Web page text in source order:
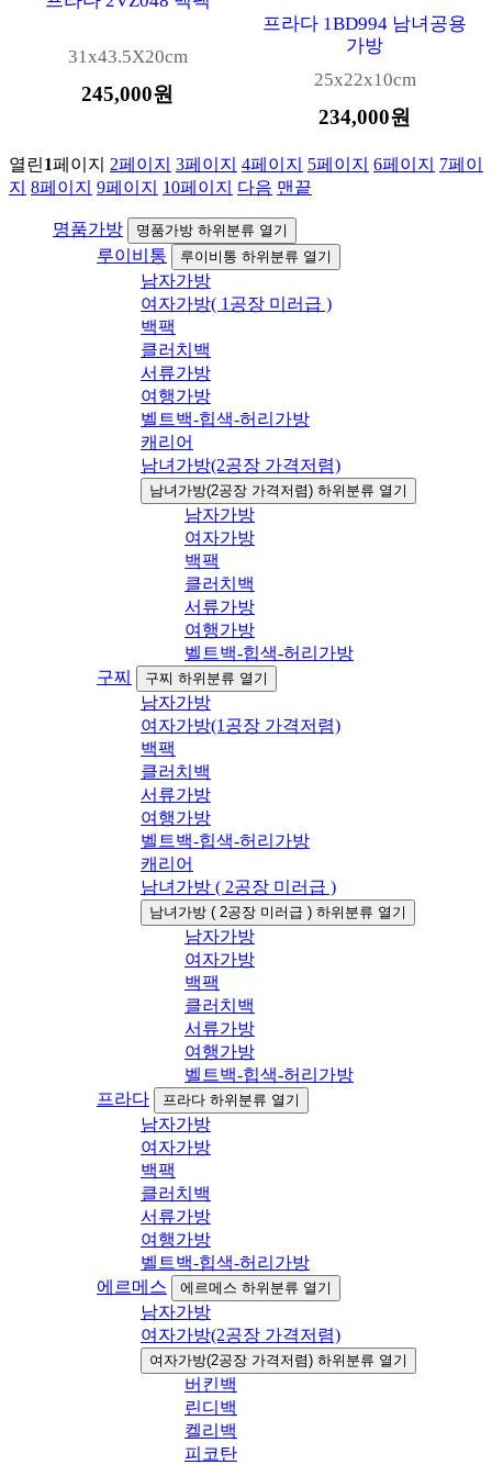
31x43.5X20cm
245,000원
프라다 1BD994 남녀공용
가방
25x22x10cm
234,000원
열린1페이지 2페이지 3페이지 4페이지 5페이지 6페이지 7페이
지 8페이지 9페이지 10페이지 다음 맨끝
명품가방 명품가방 하위분류 열기
루이비통 루이비통 하위분류 열기
남자가방
여자가방( 1공장 미러급 )
백팩
클러치백
서류가방
여행가방
벨트백-힙색-허리가방
캐리어
남녀가방(2공장 가격저렴)
남녀가방(2공장 가격저렴) 하위분류 열기
남자가방
여자가방
백팩
클러치백
서류가방
여행가방
벨트백-힙색-허리가방
구찌
구찌 하위분류 열기
남자가방
여자가방(1공장 가격저렴)
백팩
클러치백
서류가방
여행가방
벨트백-힙색-허리가방
캐리어
남녀가방 ( 2공장 미러급 )
남녀가방 ( 2공장 미러급 ) 하위분류 열기
남자가방
여자가방
백팩
클러치백
서류가방
여행가방
벨트백-힙색-허리가방
프라다
프라다 하위분류 열기
남자가방
여자가방
백팩
클러치백
서류가방
여행가방
벨트백-힙색-허리가방
에르메스
에르메스 하위분류 열기
남자가방
여자가방(2공장 가격저렴)
여자가방(2공장 가격저렴) 하위분류 열기
버킨백
린디백
켈리백
피코탄